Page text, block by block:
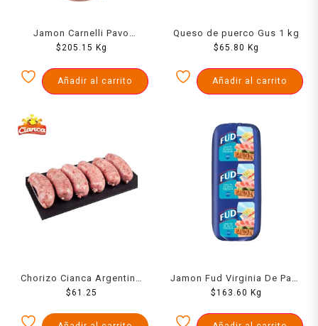
Jamon Carnelli Pavo
Horneado 1000 Grs
$ 205.15 Kg
Añadir al carrito
Queso de puerco Gus 1 kg
$65.80 Kg
Añadir al carrito
Chorizo Cianca Argentino
500 Grs
$61.25
Jamon Fud Virginia De Pavo
1000 Grs
$163.60 Kg